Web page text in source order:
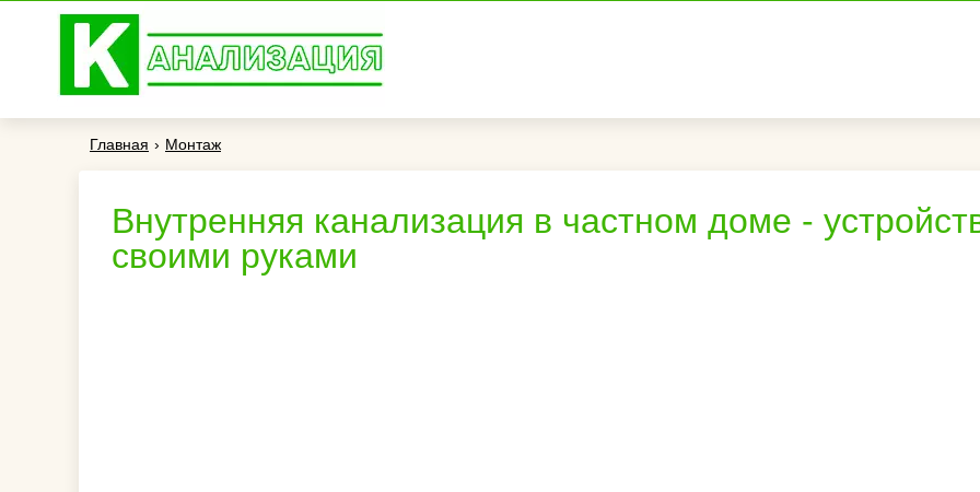
Главная › Монтаж
Внутренняя канализация в частном доме -
своими руками